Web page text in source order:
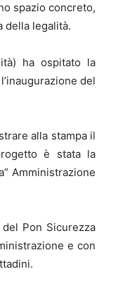
spazio concreto,
della legalità.
ha ospitato la
del
alla stampa il
è stata la
Amministrazione
Pon Sicurezza
e con